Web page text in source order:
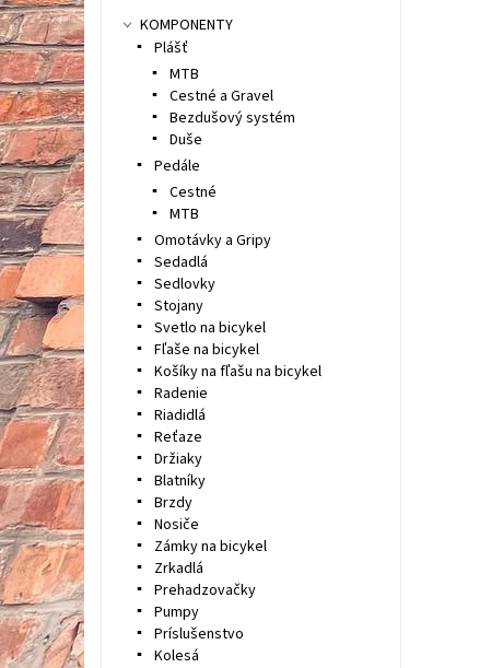
KOMPONENTY
Plášť
MTB
Cestné a Gravel
Bezdušový systém
Duše
Pedále
Cestné
MTB
Omotávky a Gripy
Sedadlá
Sedlovky
Stojany
Svetlo na bicykel
Fľaše na bicykel
Košíky na fľašu na bicykel
Radenie
Riadidlá
Reťaze
Držiaky
Blatníky
Brzdy
Nosiče
Zámky na bicykel
Zrkadlá
Prehadzovačky
Pumpy
Príslušenstvo
Kolesá